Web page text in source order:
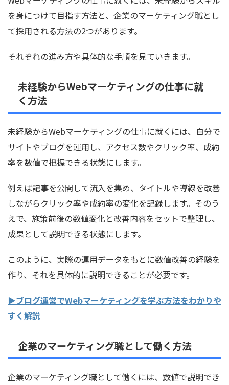
を身につけて目指す方法と、企業のマーケティング職とし
て採用される方法の2つがあります。
それぞれの進み方や具体的な手順を見ていきます。
未経験からWebマーケティングの仕事に就
く方法
未経験からWebマーケティングの仕事に就くには、自分で
サイトやブログを運用し、アクセス数やクリック率、成約
率を数値で把握できる状態にします。
例えば記事を公開して流入を集め、タイトルや導線を改善
しながらクリック率や成約率の変化を記録します。そのう
えで、施策前後の数値変化と改善内容をセットで整理し、
成果として説明できる状態にします。
このように、実際の運用データをもとに数値改善の経験を
作り、それを具体的に説明できることが必要です。
▶ブログ運営でWebマーケティングを学ぶ方法をわかりや
すく解説
企業のマーケティング職として働く方法
企業のマーケティング職として働くには、数値で説明でき